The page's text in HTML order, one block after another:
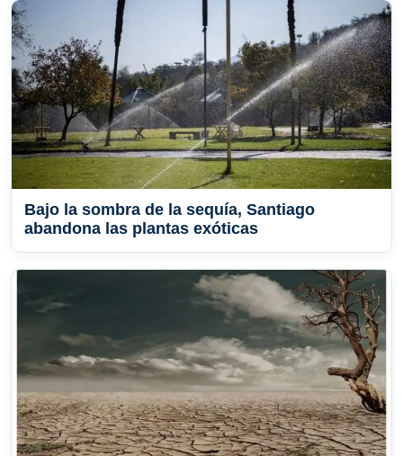
Bajo la sombra de la sequía, Santiago
abandona las plantas exóticas